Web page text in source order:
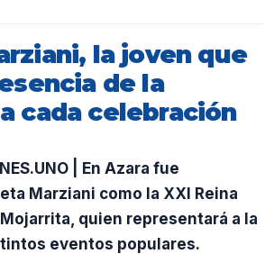
la joven que
de la
cada celebración
| En Azara fue
Marziani como la XXI Reina
quien representará a la
eventos populares.